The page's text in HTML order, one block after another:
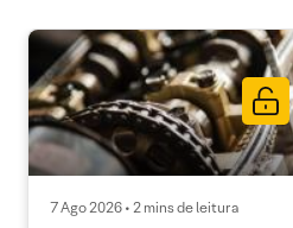
7 Ago 2026 • 2 mins de leitura